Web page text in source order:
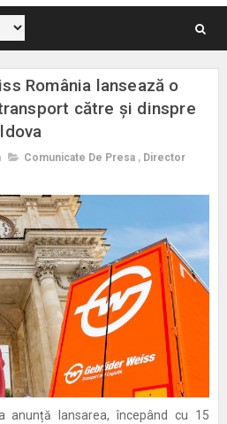
România lansează o
către și dinspre
Comunicate De Presa , Director
anunță lansarea, începând cu 15